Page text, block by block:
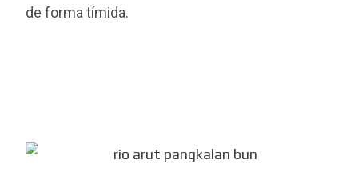
de forma tímida.